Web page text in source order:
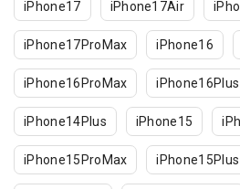
iPhone17 iPhone17Air
iPhone17ProMax iPhone16
iPhone16ProMax iPhone16Plus
iPhone14Plus iPhone15
iPhone15ProMax iPhone15Plus